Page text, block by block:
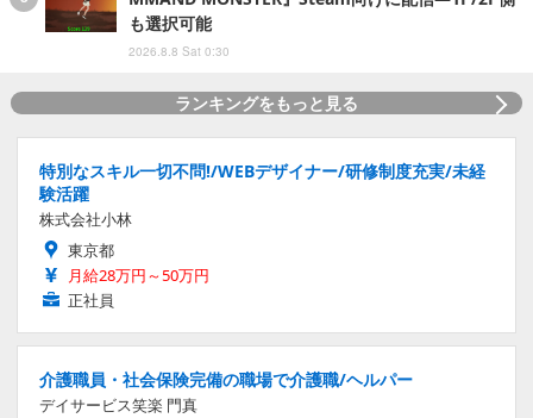
も選択可能
2026.8.8 Sat 0:30
ランキングをもっと見る
特別なスキル一切不問!/WEBデザイナー/研修制度充実/未経
験活躍
株式会社小林
東京都
月給28万円～50万円
正社員
介護職員・社会保険完備の職場で介護職/ヘルパー
デイサービス笑楽 門真